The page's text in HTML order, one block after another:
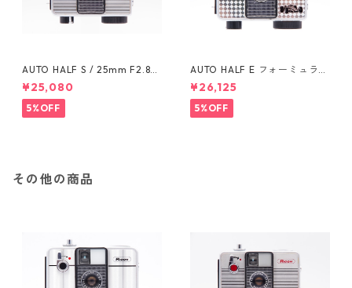
AUTO HALF S / 25mm F2.8
(719898) RICOH リコー
¥25,080
5%OFF
AUTO HALF E フォーミュラー
カー (987391) / 25mm F2.8 R
ICOH リコー
¥26,125
5%OFF
その他の商品